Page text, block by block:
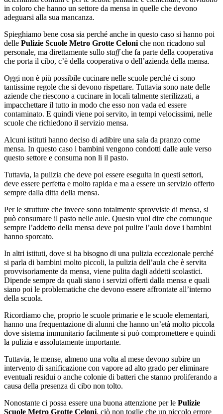
in coloro che hanno un settore da mensa in quelle che devono
adeguarsi alla sua mancanza.
Spieghiamo bene cosa sia perché anche in questo caso si hanno poi
delle Pulizie Scuole Metro Grotte Celoni che non ricadono sul
personale, ma direttamente sullo staffche fa parte della cooperativa
che porta il cibo, c’è della cooperativa o dell’azienda della mensa.
Oggi non è più possibile cucinare nelle scuole perché ci sono
tantissime regole che si devono rispettare. Tuttavia sono nate delle
aziende che riescono a cucinare in locali talmente sterilizzati, a
impacchettare il tutto in modo che esso non vada ed essere
contaminato. E quindi viene poi servito, in tempi velocissimi, nelle
scuole che richiedono il servizio mensa.
Alcuni istituti hanno deciso di adibire una sala da pranzo come
mensa. In questo caso i bambini vengono condotti dalle aule verso
questo settore e consuma non li il pasto.
Tuttavia, la pulizia che deve poi essere eseguita in questi settori,
deve essere perfetta e molto rapida e ma a essere un servizio offerto
sempre dalla ditta della mensa.
Per le strutture che invece sono totalmente sprovviste di mensa, si
può consumare il pasto nelle aule. Questo vuol dire che comunque
sempre l’addetto della mensa deve poi pulire l’aula dove i bambini
hanno sporcato.
In altri istituti, dove si ha bisogno di una pulizia eccezionale perché
si parla di bambini molto piccoli, la pulizia dell’aula che è servita
provvisoriamente da mensa, viene pulita dagli addetti scolastici.
Dipende sempre da quali siano i servizi offerti dalla mensa e quali
siano poi le problematiche che devono essere affrontate all’interno
della scuola.
Ricordiamo che, proprio le scuole primarie e le scuole elementari,
hanno una frequentazione di alunni che hanno un’età molto piccola
dove sistema immunitario facilmente si può compromettere e quindi
la pulizia e assolutamente importante.
Tuttavia, le mense, almeno una volta al mese devono subire un
intervento di sanificazione con vapore ad alto grado per eliminare
eventuali residui o anche colonie di batteri che stanno proliferando a
causa della presenza di cibo non tolto.
Nonostante ci possa essere una buona attenzione per le Pulizie
Scuole Metro Grotte Celoni, ciò non toglie che un piccolo errore